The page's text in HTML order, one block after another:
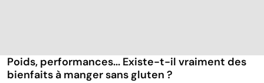
Poids, performances... Existe-t-il vraiment des
bienfaits à manger sans gluten ?